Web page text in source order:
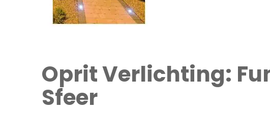
Oprit Verlichting:
Sfeer